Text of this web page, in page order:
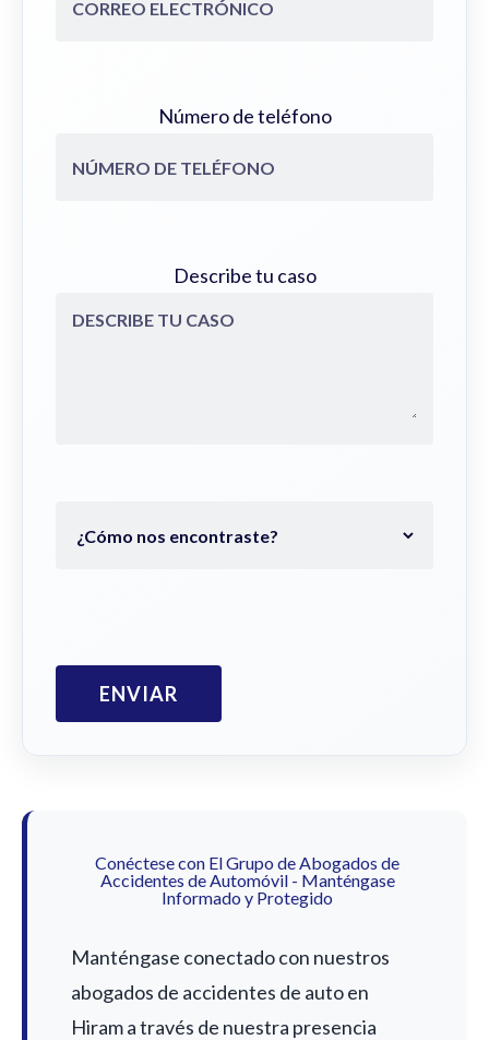
Número de teléfono
Describe tu caso
Conéctese con El Grupo de Abogados de
Accidentes de Automóvil - Manténgase
Informado y Protegido
Manténgase conectado con nuestros
abogados de accidentes de auto en
Hiram a través de nuestra presencia